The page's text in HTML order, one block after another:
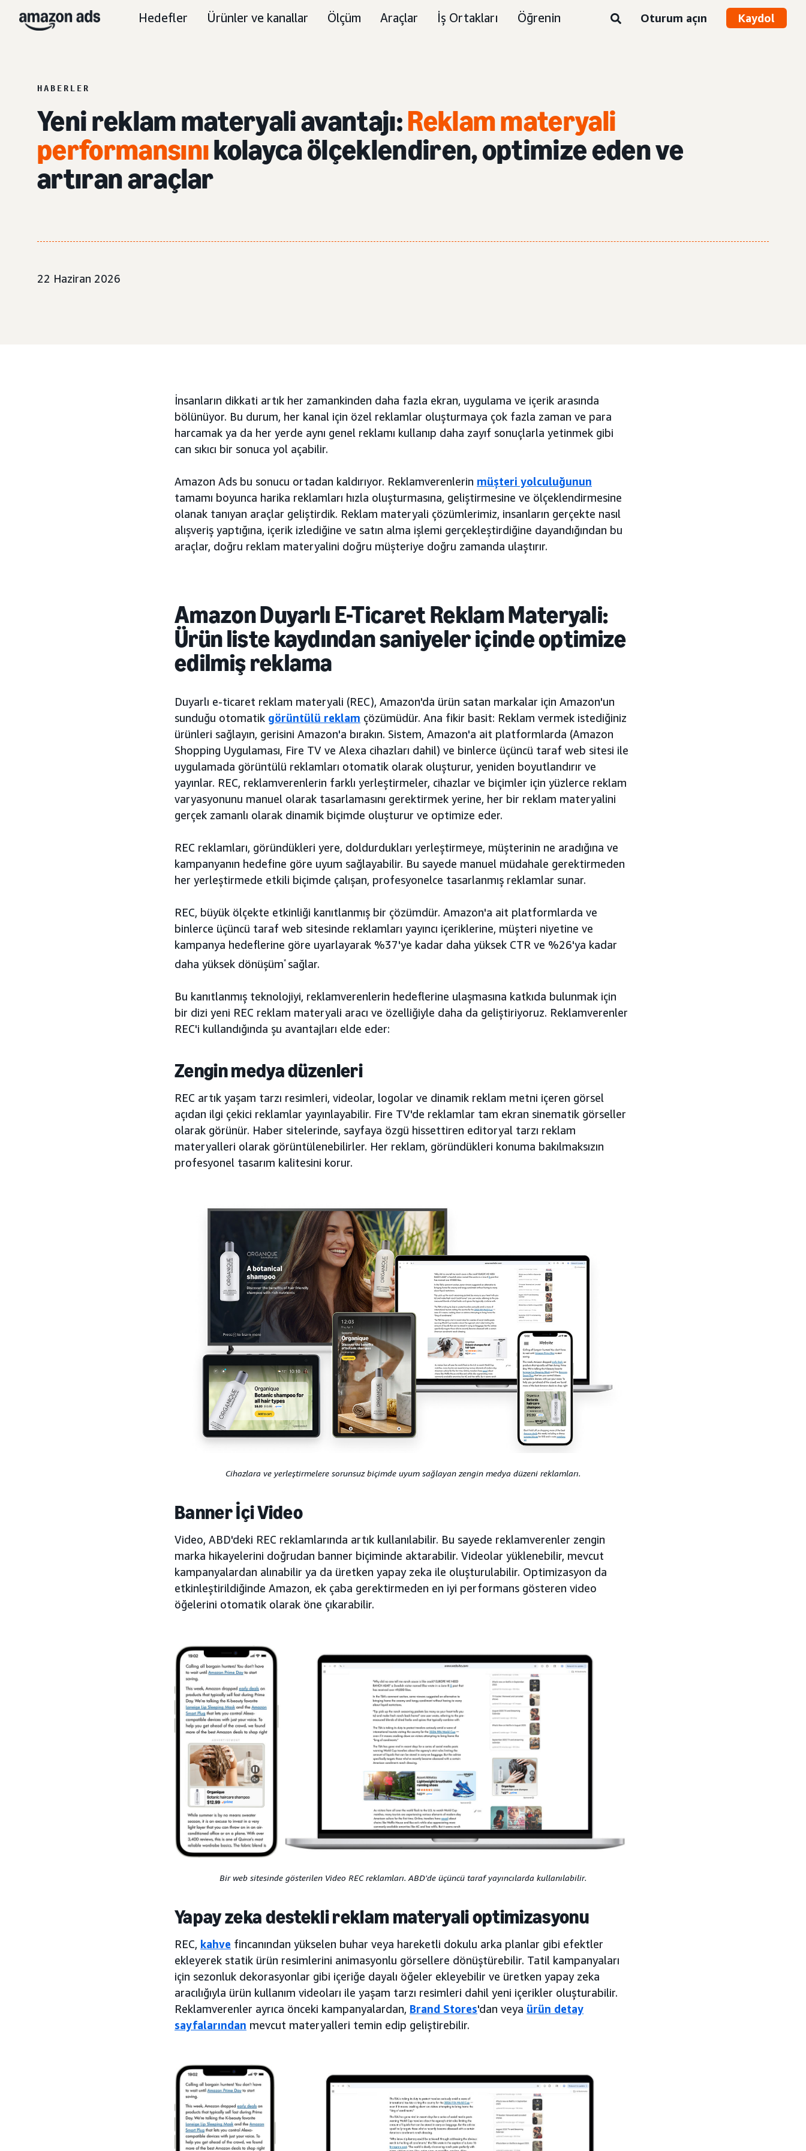
Hedefler Ürünler ve kanallar Ölçüm Araçlar İş Ortakları Öğrenin Oturum açın Kaydol
HABERLER
Yeni reklam materyali avantajı:Reklam materyali
performansınıkolayca ölçeklendiren, optimize eden ve
artıran araçlar
22 Haziran 2026
İnsanların dikkati artık her zamankinden daha fazla ekran, uygulama ve içerik arasında
bölünüyor. Bu durum, her kanal için özel reklamlar oluşturmaya çok fazla zaman ve para
harcamak ya da her yerde aynı genel reklamı kullanıp daha zayıf sonuçlarla yetinmek gibi
can sıkıcı bir sonuca yol açabilir.
Amazon Ads bu sonucu ortadan kaldırıyor. Reklamverenlerin müşteri yolculuğunun
tamamı boyunca harika reklamları hızla oluşturmasına, geliştirmesine ve ölçeklendirmesine
olanak tanıyan araçlar geliştirdik. Reklam materyali çözümlerimiz, insanların gerçekte nasıl
alışveriş yaptığına, içerik izlediğine ve satın alma işlemi gerçekleştirdiğine dayandığından bu
araçlar, doğru reklam materyalini doğru müşteriye doğru zamanda ulaştırır.
Amazon Duyarlı E-Ticaret Reklam Materyali:
Ürün liste kaydından saniyeler içinde optimize
edilmiş reklama
Duyarlı e-ticaret reklam materyali (REC), Amazon'da ürün satan markalar için Amazon'un
sunduğu otomatik görüntülü reklam çözümüdür. Ana fikir basit: Reklam vermek istediğiniz
ürünleri sağlayın, gerisini Amazon'a bırakın. Sistem, Amazon'a ait platformlarda (Amazon
Shopping Uygulaması, Fire TV ve Alexa cihazları dahil) ve binlerce üçüncü taraf web sitesi ile
uygulamada görüntülü reklamları otomatik olarak oluşturur, yeniden boyutlandırır ve
yayınlar. REC, reklamverenlerin farklı yerleştirmeler, cihazlar ve biçimler için yüzlerce reklam
varyasyonunu manuel olarak tasarlamasını gerektirmek yerine, her bir reklam materyalini
gerçek zamanlı olarak dinamik biçimde oluşturur ve optimize eder.
REC reklamları, göründükleri yere, doldurdukları yerleştirmeye, müşterinin ne aradığına ve
kampanyanın hedefine göre uyum sağlayabilir. Bu sayede manuel müdahale gerektirmeden
her yerleştirmede etkili biçimde çalışan, profesyonelce tasarlanmış reklamlar sunar.
REC, büyük ölçekte etkinliği kanıtlanmış bir çözümdür. Amazon'a ait platformlarda ve
binlerce üçüncü taraf web sitesinde reklamları yayıncı içeriklerine, müşteri niyetine ve
kampanya hedeflerine göre uyarlayarak %37'ye kadar daha yüksek CTR ve %26'ya kadar
daha yüksek dönüşüm* sağlar.
Bu kanıtlanmış teknolojiyi, reklamverenlerin hedeflerine ulaşmasına katkıda bulunmak için
bir dizi yeni REC reklam materyali aracı ve özelliğiyle daha da geliştiriyoruz. Reklamverenler
REC'i kullandığında şu avantajları elde eder:
Zengin medya düzenleri
REC artık yaşam tarzı resimleri, videolar, logolar ve dinamik reklam metni içeren görsel
açıdan ilgi çekici reklamlar yayınlayabilir. Fire TV'de reklamlar tam ekran sinematik görseller
olarak görünür. Haber sitelerinde, sayfaya özgü hissettiren editoryal tarzı reklam
materyalleri olarak görüntülenebilirler. Her reklam, göründükleri konuma bakılmaksızın
profesyonel tasarım kalitesini korur.
Cihazlara ve yerleştirmelere sorunsuz biçimde uyum sağlayan zengin medya düzeni reklamları.
Banner İçi Video
Video, ABD'deki REC reklamlarında artık kullanılabilir. Bu sayede reklamverenler zengin
marka hikayelerini doğrudan banner biçiminde aktarabilir. Videolar yüklenebilir, mevcut
kampanyalardan alınabilir ya da üretken yapay zeka ile oluşturulabilir. Optimizasyon da
etkinleştirildiğinde Amazon, ek çaba gerektirmeden en iyi performans gösteren video
öğelerini otomatik olarak öne çıkarabilir.
Bir web sitesinde gösterilen Video REC reklamları. ABD'de üçüncü taraf yayıncılarda kullanılabilir.
Yapay zeka destekli reklam materyali optimizasyonu
REC, kahve fincanından yükselen buhar veya hareketli dokulu arka planlar gibi efektler
ekleyerek statik ürün resimlerini animasyonlu görsellere dönüştürebilir. Tatil kampanyaları
için sezonluk dekorasyonlar gibi içeriğe dayalı öğeler ekleyebilir ve üretken yapay zeka
aracılığıyla ürün kullanım videoları ile yaşam tarzı resimleri dahil yeni içerikler oluşturabilir.
Reklamverenler ayrıca önceki kampanyalardan, Brand Stores'dan veya ürün detay
sayfalarından mevcut materyalleri temin edip geliştirebilir.